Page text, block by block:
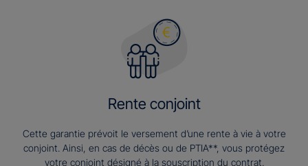
Rente conjoint
Cette garantie prévoit le versement d’une rente à vie à votre
conjoint. Ainsi, en cas de décès ou de PTIA**, vous protégez
votre conjoint désigné à la souscription du contrat.